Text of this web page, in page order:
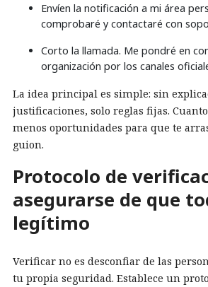
Envíen la notificación a mi área
comprobaré y contactaré con
Corto la llamada. Me pondré en
organización por los canales
La idea principal es simple: sin
justificaciones, solo reglas fijas.
menos oportunidades para que te
guion.
Protocolo de
asegurarse de que
legítimo
Verificar no es desconfiar de las
tu propia seguridad. Establece un